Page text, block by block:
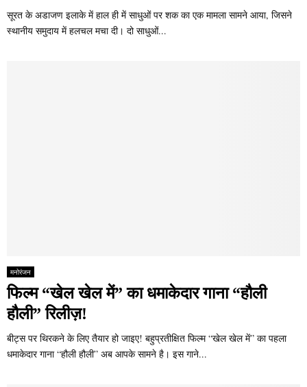
सूरत के अडाजण इलाके में हाल ही में साधुओं पर शक का एक मामला सामने आया, जिसने
स्थानीय समुदाय में हलचल मचा दी। दो साधुओं...
मनोरंजन
फिल्म “खेल खेल में” का धमाकेदार गाना “हौली
हौली” रिलीज़!
बीट्स पर थिरकने के लिए तैयार हो जाइए! बहुप्रतीक्षित फिल्म “खेल खेल में” का पहला
धमाकेदार गाना “हौली हौली” अब आपके सामने है। इस गाने...